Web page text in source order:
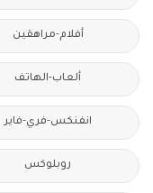
أفلام-مراهقين
ألعاب-الهاتف
انفنكس-فري-فاير
روبلوكس